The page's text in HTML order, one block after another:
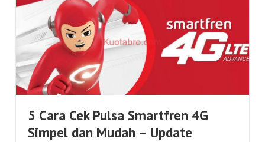
5 Cara Cek Pulsa Smartfren 4G
Simpel dan Mudah – Update